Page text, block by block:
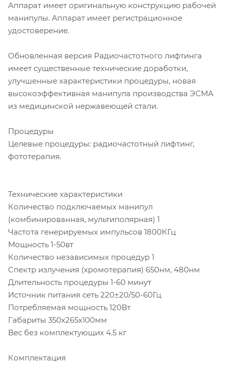
Аппарат имеет оригинальную конструкцию рабочей
манипулы. Аппарат имеет регистрационное
удостоверение.
Обновленная версия Радиочастотного лифтинга
имеет существенные технические доработки,
улучшенные характеристики процедуры, новая
высокоэффективная манипула производства ЭСМА
из медицинской нержавеющей стали.
Процедуры
Целевые процедуры: радиочастотный лифтинг,
фототерапия.
Технические характеристики
Количество подключаемых манипул
(комбинированная, мультиполярная) 1
Частота генерируемых импульсов 1800КГц
Мощность 1-50вт
Количество независимых процедур 1
Спектр излучения (хромотерапия) 650нм, 480нм
Длительность процедуры 1-60 минут
Источник питания сеть 220±20/50-60Гц
Потребляемая мощность 120Вт
Габариты 350х265х100мм
Вес без комплектующих 4.5 кг
Комплектация